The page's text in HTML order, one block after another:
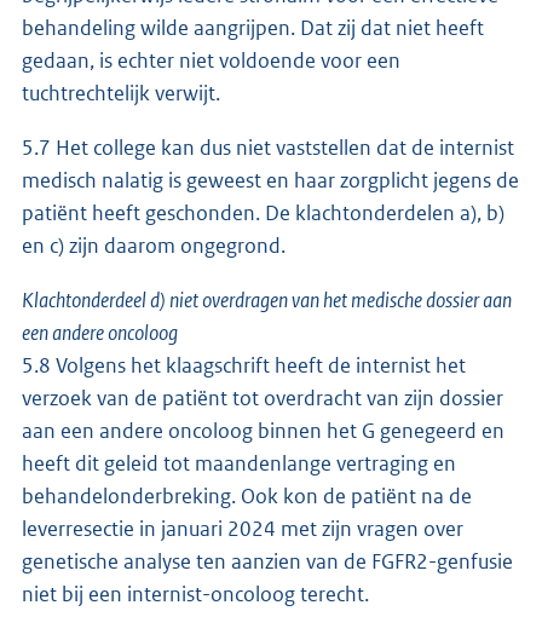
behandeling wilde aangrijpen. Dat zij dat niet heeft
gedaan, is echter niet voldoende voor een
tuchtrechtelijk verwijt.
5.7 Het college kan dus niet vaststellen dat de internist
medisch nalatig is geweest en haar zorgplicht jegens de
patiënt heeft geschonden. De klachtonderdelen a), b)
en c) zijn daarom ongegrond.
Klachtonderdeel d) niet overdragen van het medische dossier aan
een andere oncoloog
5.8 Volgens het klaagschrift heeft de internist het
verzoek van de patiënt tot overdracht van zijn dossier
aan een andere oncoloog binnen het G genegeerd en
heeft dit geleid tot maandenlange vertraging en
behandelonderbreking. Ook kon de patiënt na de
leverresectie in januari 2024 met zijn vragen over
genetische analyse ten aanzien van de FGFR2-genfusie
niet bij een internist-oncoloog terecht.